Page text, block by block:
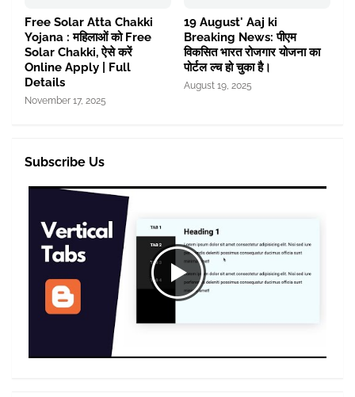
Free Solar Atta Chakki
Yojana : महिलाओं को Free
Solar Chakki, ऐसे करें
Online Apply | Full
Details
November 17, 2025
19 August' Aaj ki
Breaking News: पीएम
विकसित भारत रोजगार योजना का
पोर्टल ल्च हो चुका है।
August 19, 2025
Subscribe Us